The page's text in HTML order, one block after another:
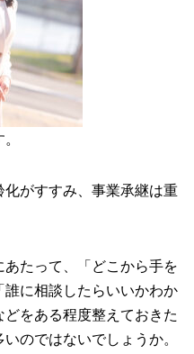
がすすみ、事業承継は重
たって、「どこから手を
に相談したらいいかわか
をある程度整えておきた
のではないでしょうか。